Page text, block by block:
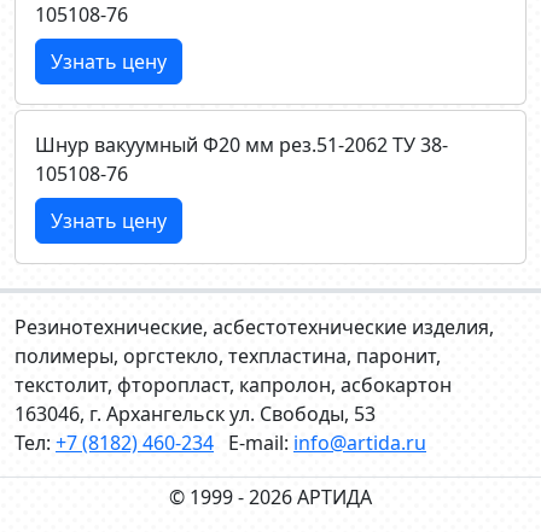
105108-76
Узнать цену
Шнур вакуумный Ф20 мм рез.51-2062 ТУ 38-
105108-76
Узнать цену
Резинотехнические, асбестотехнические изделия,
полимеры, оргстекло, техпластина, паронит,
текстолит, фторопласт, капролон, асбокартон
163046, г. Архангельск ул. Свободы, 53
Тел: +7 (8182) 460-234 E-mail: info@artida.ru
© 1999 - 2026 АРТИДА